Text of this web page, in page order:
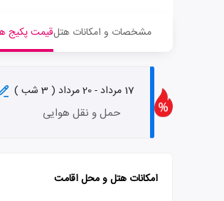
مشخصات و امکانات هتلقیمت پکیج
17 مرداد - 20 مرداد ( 3 شب )
حمل و نقل هوایی
امکانات هتل و محل اقامت